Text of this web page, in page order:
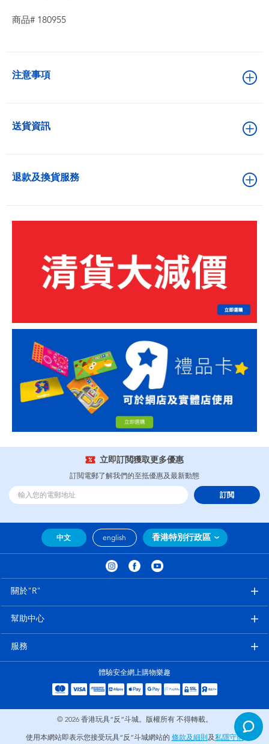
商品# 180955
注意事項
送貨資訊
退款及換貨服務
立即訂閲獲取更多優惠
訂閲電郵了解我們的至抵優惠及最新動態
訂閲
中文 english 香港特別行政區
關於"R"
幫助中心
服務
體驗安全網上購物樂趣
© 2026 香港玩具“反”斗城。版權所有 不得轉載。
使用本網站即表示您接受玩具“反”斗城網站的 條款及細則及私隱守則